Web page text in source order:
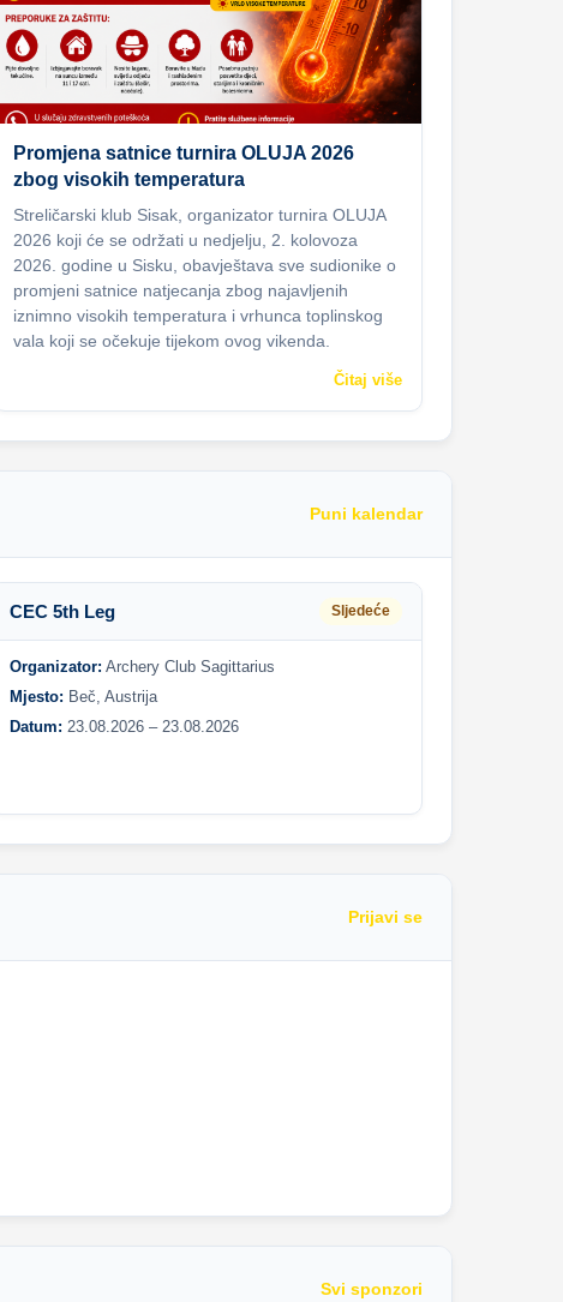
Promjena satnice turnira OLUJA 2026
zbog visokih temperatura
Streličarski klub Sisak, organizator turnira OLUJA
2026 koji će se održati u nedjelju, 2. kolovoza
2026. godine u Sisku, obavještava sve sudionike o
promjeni satnice natjecanja zbog najavljenih
iznimno visokih temperatura i vrhunca toplinskog
vala koji se očekuje tijekom ovog vikenda.
Čitaj više
Puni kalendar
CEC 5th Leg Sljedeće
Organizator: Archery Club Sagittarius
Mjesto: Beč, Austrija
Datum: 23.08.2026 – 23.08.2026
Prijavi se
Svi sponzori